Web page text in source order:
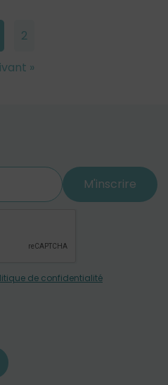
2
»
M'inscrire
de confidentialité